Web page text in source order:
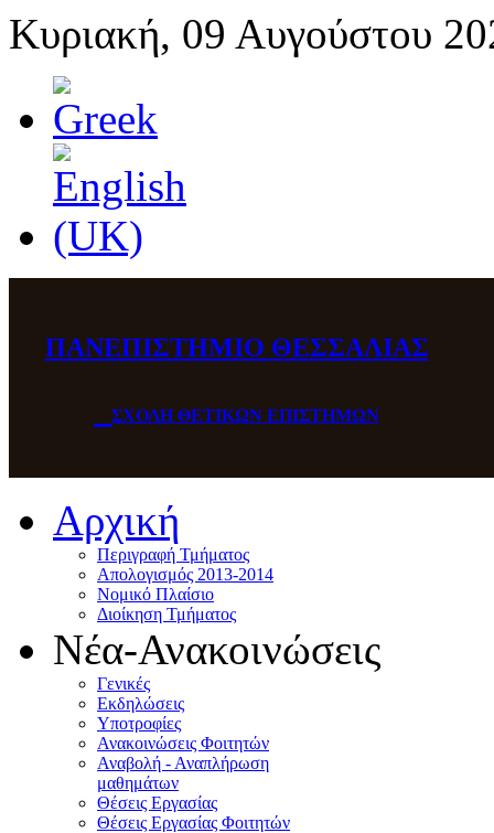
Κυριακή, 09 Αυγούστου
ΠΑΝΕΠΙΣΤΗΜΙΟ ΘΕΣΣΑΛΙΑΣ
ΣΧΟΛΗ ΘΕΤΙΚΩΝ ΕΠΙΣΤΗΜΩΝ
Αρχική
Περιγραφή Τμήματος
Απολογισμός 2013-2014
Νομικό Πλαίσιο
Διοίκηση Τμήματος
Νέα-Ανακοινώσεις
Γενικές
Εκδηλώσεις
Υποτροφίες
Ανακοινώσεις Φοιτητών
Αναβολή - Αναπλήρωση
μαθημάτων
Θέσεις Εργασίας
Θέσεις Εργασίας Φοιτητών